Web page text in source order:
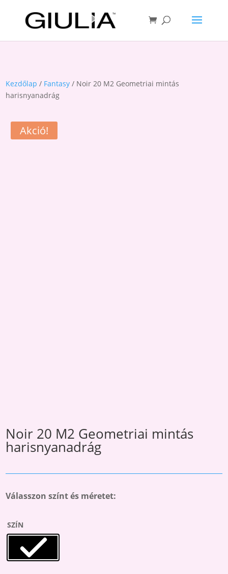
Kezdőlap / Fantasy / Noir 20 M2 Geometriai mintás
harisnyanadrág
Akció!
Noir 20 M2 Geometriai mintás
harisnyanadrág
Válasszon színt és méretet:
SZÍN